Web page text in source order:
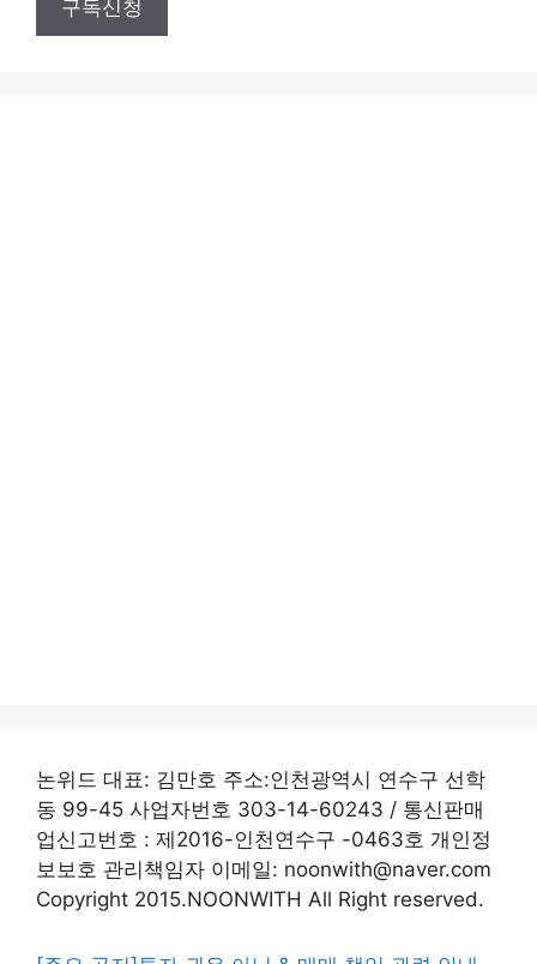
논위드 대표: 김만호 주소:인천광역시 연수구 선학
동 99-45 사업자번호 303-14-60243 / 통신판매
업신고번호 : 제2016-인천연수구 -0463호 개인정
보보호 관리책임자 이메일: noonwith@naver.com
Copyright 2015.NOONWITH All Right reserved.